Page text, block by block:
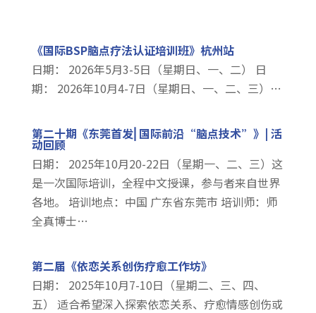
《国际BSP脑点疗法认证培训班》杭州站
日期： 2026年5月3-5日（星期日、一、二） 日
期： 2026年10月4-7日（星期日、一、二、三）…
第二十期《东莞首发⎜国际前沿“脑点技术”》| 活
动回顾
日期： 2025年10月20-22日（星期一、二、三）这
是一次国际培训，全程中文授课，参与者来自世界
各地。 培训地点：中国 广东省东莞市 培训师：师
全真博士…
第二届《依恋关系创伤疗愈工作坊》
日期： 2025年10月7-10日（星期二、三、四、
五） 适合希望深入探索依恋关系、疗愈情感创伤或